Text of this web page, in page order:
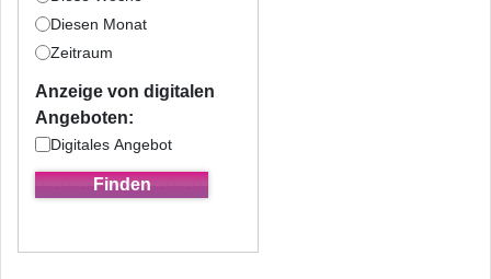
Diesen Monat
Zeitraum
Anzeige von digitalen
Angeboten:
Digitales Angebot